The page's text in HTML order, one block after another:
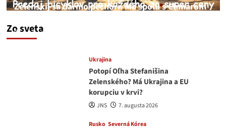
Zo sveta
Zelenskij sa darmo pechorí. Má spolu s Chmarom
medvedar
Ukrajina
Potopí Oľha Stefanišina
Zelenského? Má Ukrajina a EU
korupciu v krvi?
JNS 7. augusta 2026
Rusko Severná Kórea